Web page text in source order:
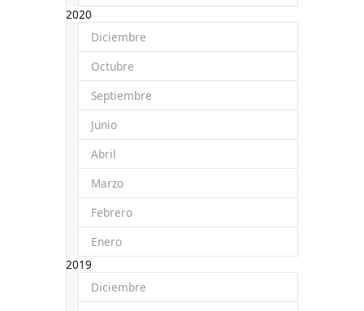
2020
Diciembre
Octubre
Septiembre
Junio
Abril
Marzo
Febrero
Enero
2019
Diciembre